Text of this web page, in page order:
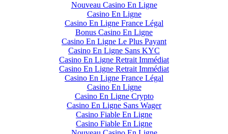
Nouveau Casino En Ligne
Casino En Ligne
Casino En Ligne France Légal
Bonus Casino En Ligne
Casino En Ligne Le Plus Payant
Casino En Ligne Sans KYC
Casino En Ligne Retrait Immédiat
Casino En Ligne Retrait Immédiat
Casino En Ligne France Légal
Casino En Ligne
Casino En Ligne Crypto
Casino En Ligne Sans Wager
Casino Fiable En Ligne
Casino Fiable En Ligne